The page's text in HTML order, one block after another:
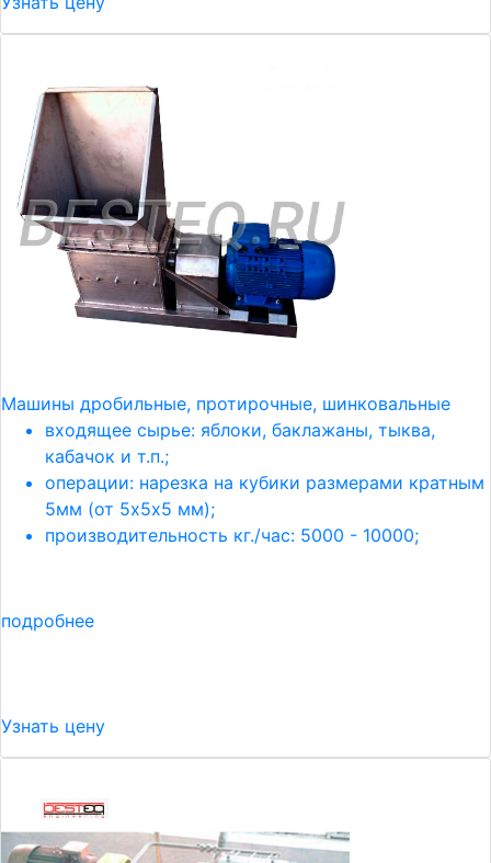
Машины дробильные, протирочные, шинковальные
входящее сырье: яблоки, баклажаны, тыква,
кабачок и т.п.;
операции: нарезка на кубики размерами кратным
5мм (от 5х5х5 мм);
производительность кг./час: 5000 - 10000;
подробнее
Узнать цену